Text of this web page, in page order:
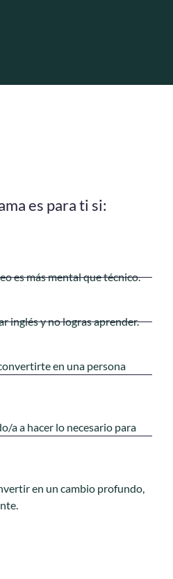
es para ti si:
es más mental que técnico.
inglés y no logras aprender.
en una persona
a a hacer lo necesario para
en un cambio profundo,